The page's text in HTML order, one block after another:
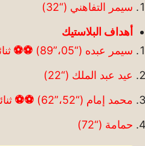
سيمر التفاهني (“32)
أهداف البلاستيك
سيمر عبده (“05،”89)
⚽
⚽
عيد عبد الملك (“22)
محمد إمام (“52،”62)
⚽
⚽
حمامة (“72)